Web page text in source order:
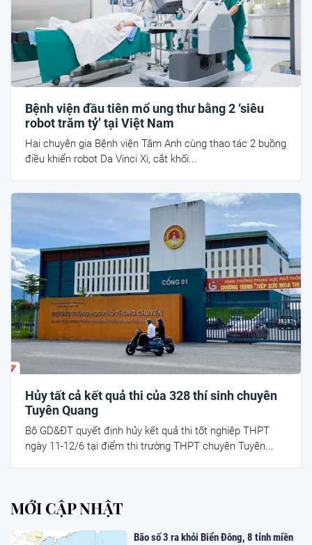
Bệnh viện đầu tiên mổ ung thư bằng 2 ‘siêu
robot trăm tỷ’ tại Việt Nam
Hai chuyên gia Bệnh viện Tâm Anh cùng thao tác 2 buồng
điều khiển robot Da Vinci Xi, cắt khối...
Hủy tất cả kết quả thi của 328 thí sinh chuyên
Tuyên Quang
Bộ GD&ĐT quyết định hủy kết quả thi tốt nghiệp THPT
ngày 11-12/6 tại điểm thi trường THPT chuyên Tuyên...
MỚI CẬP NHẬT
Bão số 3 ra khỏi Biển Đông, 8 tỉnh miền